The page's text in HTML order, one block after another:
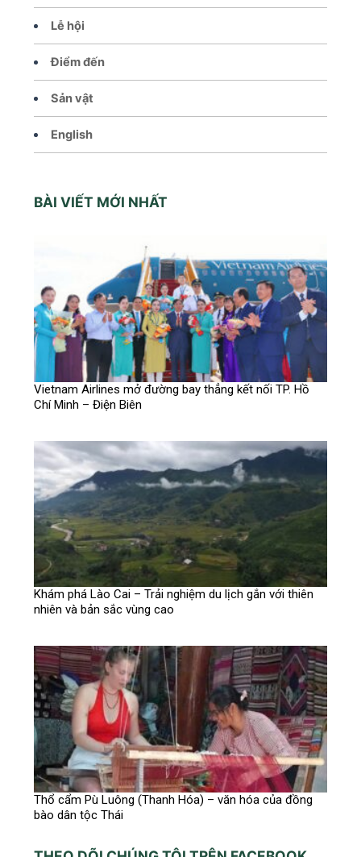
Lễ hội
Điểm đến
Sản vật
English
BÀI VIẾT MỚI NHẤT
Vietnam Airlines mở đường bay thẳng kết nối TP. Hồ
Chí Minh – Điện Biên
Khám phá Lào Cai – Trải nghiệm du lịch gắn với thiên
nhiên và bản sắc vùng cao
Thổ cẩm Pù Luông (Thanh Hóa) – văn hóa của đồng
bào dân tộc Thái